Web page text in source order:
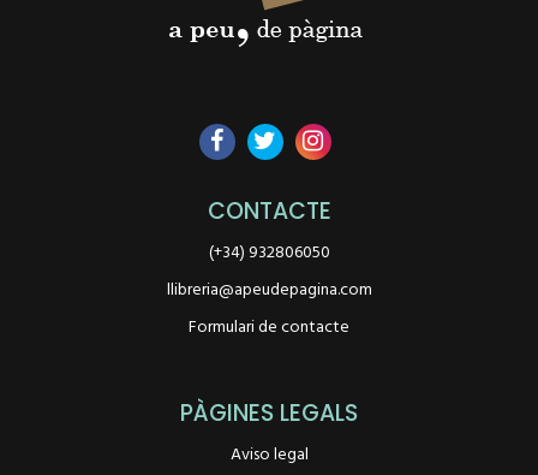
CONTACTE
(+34) 932806050
llibreria@apeudepagina.com
Formulari de contacte
PÀGINES LEGALS
Aviso legal